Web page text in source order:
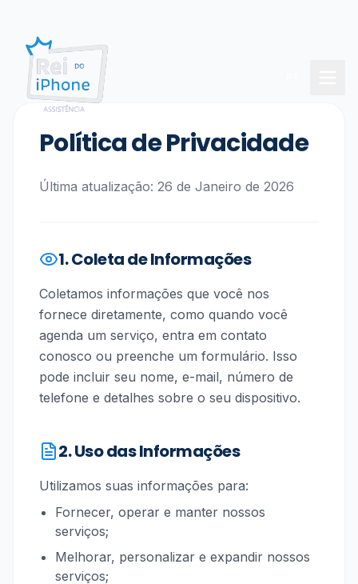
Política de Privacidade
Última atualização: 26 de Janeiro de 2026
1. Coleta de Informações
Coletamos informações que você nos
fornece diretamente, como quando você
agenda um serviço, entra em contato
conosco ou preenche um formulário. Isso
pode incluir seu nome, e-mail, número de
telefone e detalhes sobre o seu dispositivo.
2. Uso das Informações
Utilizamos suas informações para:
Fornecer, operar e manter nossos
serviços;
Melhorar, personalizar e expandir nossos
serviços;